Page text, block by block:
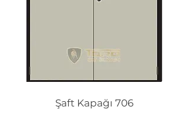
Şaft Kapağı 706